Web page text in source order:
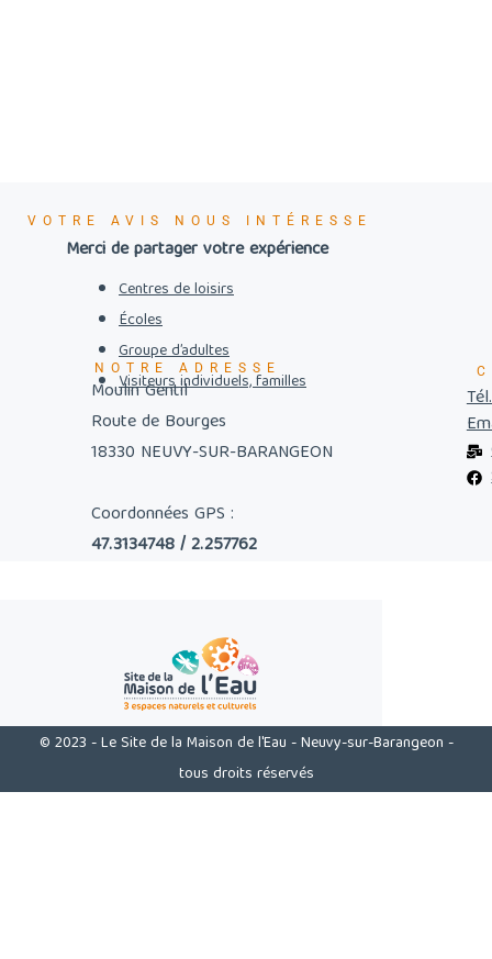
VOTRE AVIS NOUS INTÉRESSE
Merci de partager votre expérience
Centres de loisirs
Écoles
Groupe d’adultes
Visiteurs individuels, familles
NOTRE ADRESSE
Moulin Gentil
Route de Bourges
18330 NEUVY-SUR-BARANGEON
Coordonnées GPS :
47.3134748 / 2.257762
© 2023 - Le Site de la Maison de l'Eau - Neuvy-sur-Barangeon -
tous droits réservés